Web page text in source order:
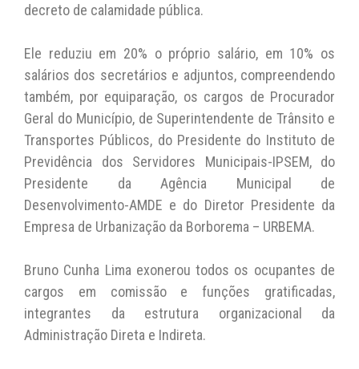
decreto de calamidade pública.
Ele reduziu em 20% o próprio salário, em 10% os
salários dos secretários e adjuntos, compreendendo
também, por equiparação, os cargos de Procurador
Geral do Município, de Superintendente de Trânsito e
Transportes Públicos, do Presidente do Instituto de
Previdência dos Servidores Municipais-IPSEM, do
Presidente da Agência Municipal de
Desenvolvimento-AMDE e do Diretor Presidente da
Empresa de Urbanização da Borborema – URBEMA.
Bruno Cunha Lima exonerou todos os ocupantes de
cargos em comissão e funções gratificadas,
integrantes da estrutura organizacional da
Administração Direta e Indireta.